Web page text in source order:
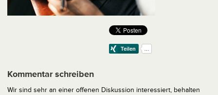
Kommentar schreiben
Wir sind sehr an einer offenen Diskussion interessiert, behalten